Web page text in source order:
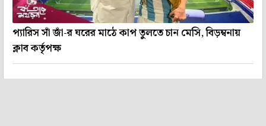
প্যারিস সাঁ জাঁ-র ঘরের মাঠে কাপ তুলতে চান মেসি, বিড়ম্বনায়
ক্লাব কর্তৃপক্ষ